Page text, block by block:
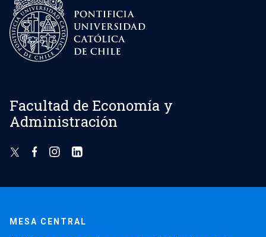
Facultad de Economía y
Administración
MESA CENTRAL